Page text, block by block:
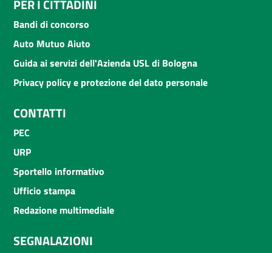
PER I CITTADINI
Bandi di concorso
Auto Mutuo Aiuto
Guida ai servizi dell'Azienda USL di Bologna
Privacy policy e protezione del dato personale
CONTATTI
PEC
URP
Sportello informativo
Ufficio stampa
Redazione multimediale
SEGNALAZIONI